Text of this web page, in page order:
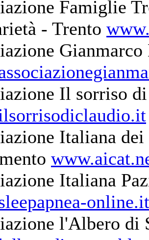
Famiglie
- Trento
Il sorriso
Italiana
Italiana
online.it
l'Albero di